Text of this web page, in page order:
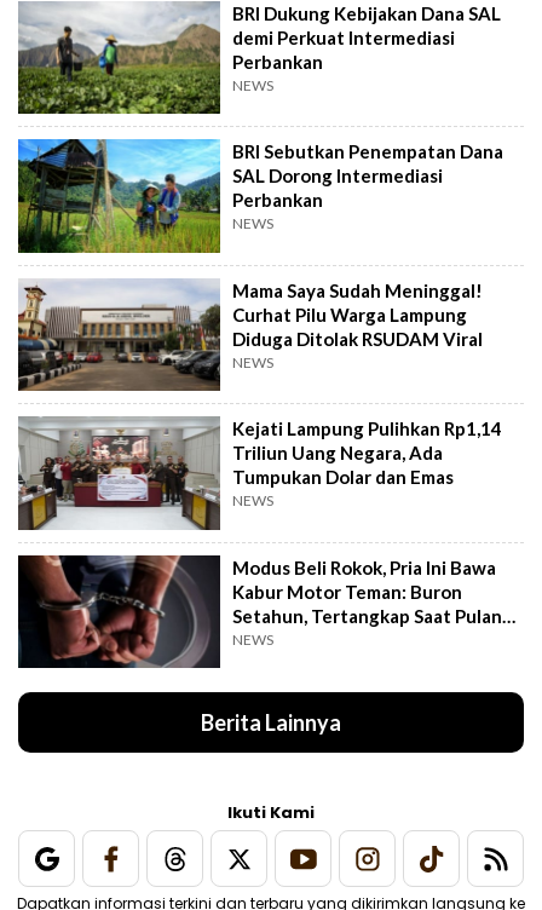
BRI Dukung Kebijakan Dana SAL
demi Perkuat Intermediasi
Perbankan
NEWS
BRI Sebutkan Penempatan Dana
SAL Dorong Intermediasi
Perbankan
NEWS
Mama Saya Sudah Meninggal!
Curhat Pilu Warga Lampung
Diduga Ditolak RSUDAM Viral
NEWS
Kejati Lampung Pulihkan Rp1,14
Triliun Uang Negara, Ada
Tumpukan Dolar dan Emas
NEWS
Modus Beli Rokok, Pria Ini Bawa
Kabur Motor Teman: Buron
Setahun, Tertangkap Saat Pulang
Kampung
NEWS
Berita Lainnya
Ikuti Kami
Dapatkan informasi terkini dan terbaru yang dikirimkan langsung ke